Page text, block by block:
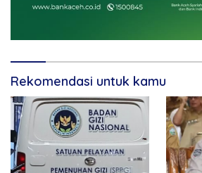
Rekomendasi untuk kamu